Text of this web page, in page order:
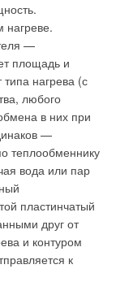
нагреве.
—
площадь и
нагрева (с
любого
в них при
—
теплообменнику
вода или пар
пластинчатый
друг от
и контуром
к
происходит
момент его
другое (без
лишь
Для этих
получивший
внешних
сбыта и
более
малые
отразится в
недоучтенной
в общий
в Москве в
водосчетчиков
сбора
составил 20